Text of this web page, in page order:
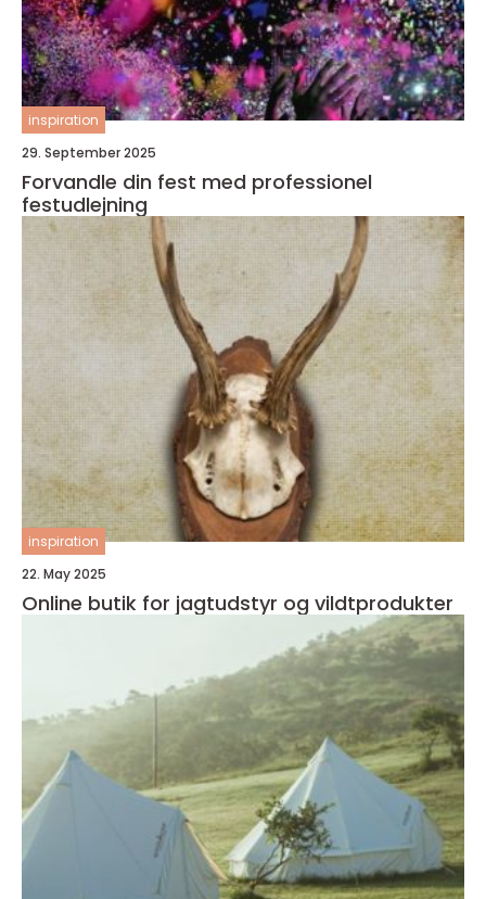
inspiration
29. September 2025
Forvandle din fest med professionel
festudlejning
inspiration
22. May 2025
Online butik for jagtudstyr og vildtprodukter